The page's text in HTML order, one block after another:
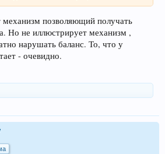
позволяющий получать
Но не иллюстрирует механизм ,
нарушать баланс. То, что у
- очевидно.